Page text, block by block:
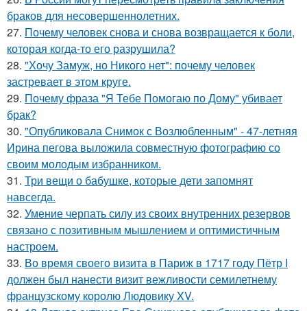
браков для несовершеннолетних.
27. Почему человек снова и снова возвращается к боли,
которая когда-то его разрушила?
28. "Хочу Замуж, но Никого нет": почему человек
застревает в этом круге.
29. Почему фраза "Я Тебе Помогаю по Дому" убивает
брак?
30. "Опубликовала Снимок с Возлюбленным" - 47-летняя
Ирина пегова выложила совместную фотографию со
своим молодым избранником.
31. Три вещи о бабушке, которые дети запомнят
навсегда.
32. Умение черпать силу из своих внутренних резервов
связано с позитивным мышлением и оптимистичным
настроем.
33. Во время своего визита в Париж в 1717 году Пётр I
должен был нанести визит вежливости семилетнему
французскому королю Людовику XV.